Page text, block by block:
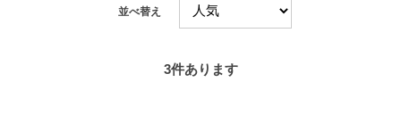
並べ替え
3件あります